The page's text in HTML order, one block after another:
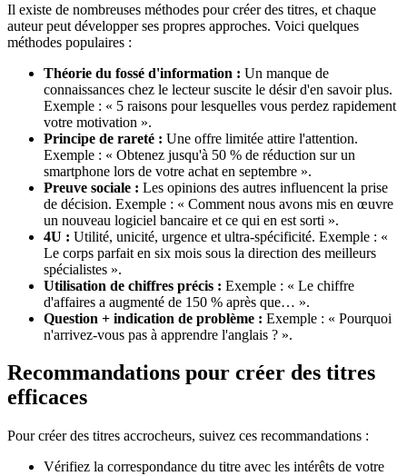
Il existe de nombreuses méthodes pour créer des titres, et chaque
auteur peut développer ses propres approches. Voici quelques
méthodes populaires :
Théorie du fossé d'information : Un manque de
connaissances chez le lecteur suscite le désir d'en savoir plus.
Exemple : « 5 raisons pour lesquelles vous perdez rapidement
votre motivation ».
Principe de rareté : Une offre limitée attire l'attention.
Exemple : « Obtenez jusqu'à 50 % de réduction sur un
smartphone lors de votre achat en septembre ».
Preuve sociale : Les opinions des autres influencent la prise
de décision. Exemple : « Comment nous avons mis en œuvre
un nouveau logiciel bancaire et ce qui en est sorti ».
4U : Utilité, unicité, urgence et ultra-spécificité. Exemple : «
Le corps parfait en six mois sous la direction des meilleurs
spécialistes ».
Utilisation de chiffres précis : Exemple : « Le chiffre
d'affaires a augmenté de 150 % après que… ».
Question + indication de problème : Exemple : « Pourquoi
n'arrivez-vous pas à apprendre l'anglais ? ».
Recommandations pour créer des titres
efficaces
Pour créer des titres accrocheurs, suivez ces recommandations :
Vérifiez la correspondance du titre avec les intérêts de votre